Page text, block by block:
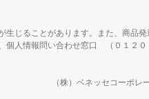
じることがあります。また、商品
個人情報問い合わせ窓口 （０１２
（株）ベネッセコーポ